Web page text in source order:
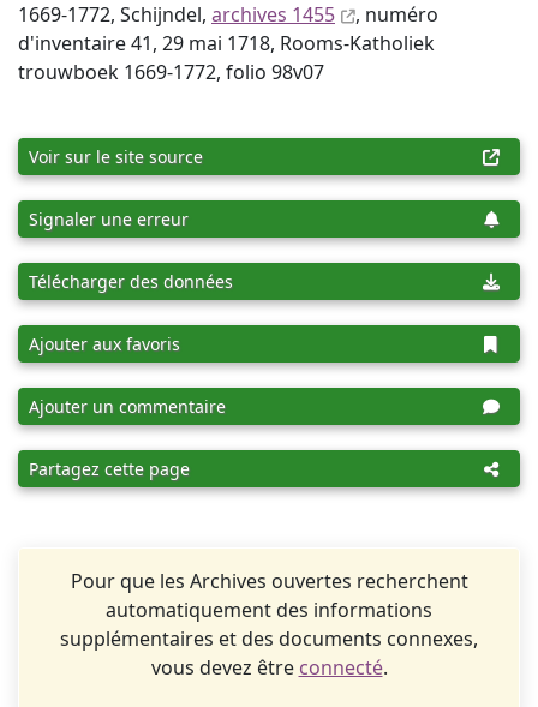
1669-1772, Schijndel, archives 1455
, numéro
d'inventaire 41, 29 mai 1718, Rooms-Katholiek
trouwboek 1669-1772, folio 98v07
Voir sur le site source
Signaler une erreur
Télécharger des données
Ajouter aux favoris
Ajouter un commentaire
Partagez cette page
Pour que les Archives ouvertes recherchent
automatiquement des informations
supplémentaires et des documents connexes,
vous devez être connecté.